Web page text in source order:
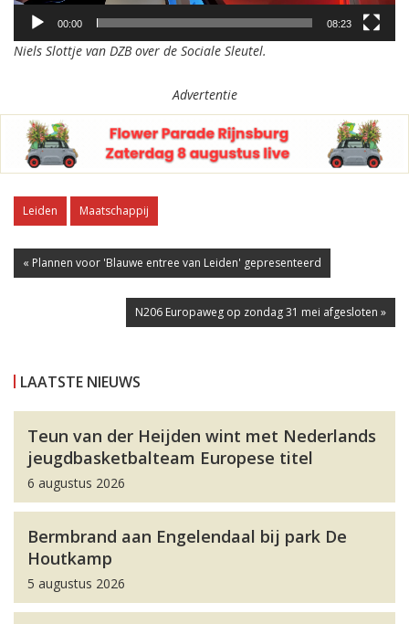
00:00 08:23
Niels Slottje van DZB over de Sociale Sleutel.
Advertentie
Leiden Maatschappij
« Plannen voor 'Blauwe entree van Leiden' gepresenteerd
N206 Europaweg op zondag 31 mei afgesloten »
LAATSTE NIEUWS
Teun van der Heijden wint met Nederlands
jeugdbasketbalteam Europese titel
6 augustus 2026
Bermbrand aan Engelendaal bij park De
Houtkamp
5 augustus 2026